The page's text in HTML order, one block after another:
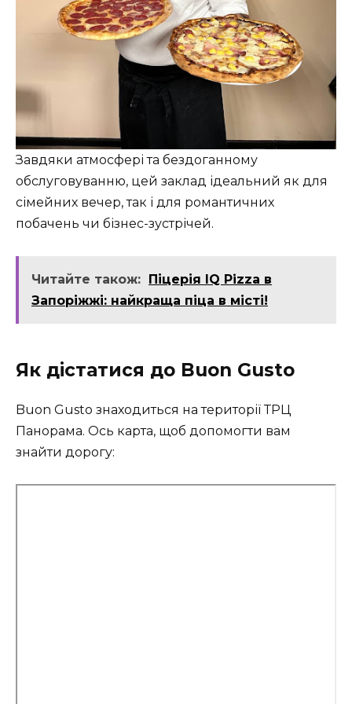
Завдяки атмосфері та бездоганному
обслуговуванню, цей заклад ідеальний як для
сімейних вечер, так і для романтичних
побачень чи бізнес-зустрічей.
Читайте також: Піцерія IQ Pizza в
Запоріжжі: найкраща піца в місті!
Як дістатися до Buon Gusto
Buon Gusto знаходиться на території ТРЦ
Панорама. Ось карта, щоб допомогти вам
знайти дорогу: